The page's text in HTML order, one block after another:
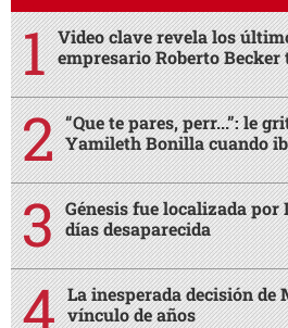
Video clave revela los
empresario Roberto Becker
“Que te pares, perr...”: le
Yamileth Bonilla cuando
Génesis fue localizada por
días desaparecida
La inesperada decisión de
vínculo de años